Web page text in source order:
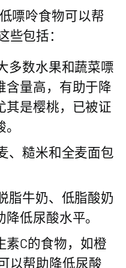
嘌呤食物可以帮
些包括：
多数水果和蔬菜嘌
含量高，有助于降
其是樱桃，已被证
、糙米和全麦面包
脂牛奶、低脂酸奶
低尿酸水平。
素C的食物，如橙
以帮助降低尿酸